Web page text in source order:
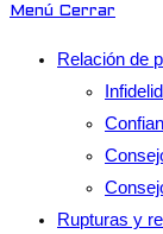
la
web
Menú Cerrar
Relación de
Rupturas y